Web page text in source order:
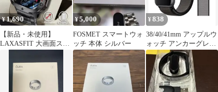
¥ 1,690
【新品・未使用】
LAXASFIT 大画面スマ
¥5,000
FOSMET スマートウォ
ッチ 本体 シルバー
¥ 838
38/40/41mm アップルウ
ォッチ アンカーグレー
ス スポーツループ